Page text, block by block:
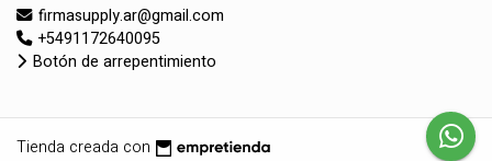
firmasupply.ar@gmail.com
+5491172640095
Botón de arrepentimiento
Tienda creada con